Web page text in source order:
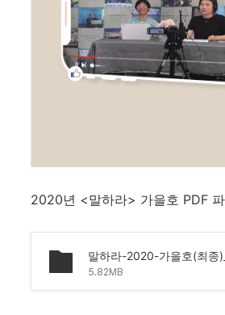
2020년 <말하라> 가을호 PDF
5.82MB